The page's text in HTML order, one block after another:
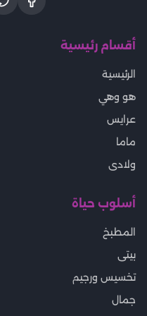
أقسام رئيسية
الرئيسية
هو وهي
عرايس
ماما
ولادى
أسلوب حياة
المطبخ
بيتى
تخسيس ورجيم
جمال